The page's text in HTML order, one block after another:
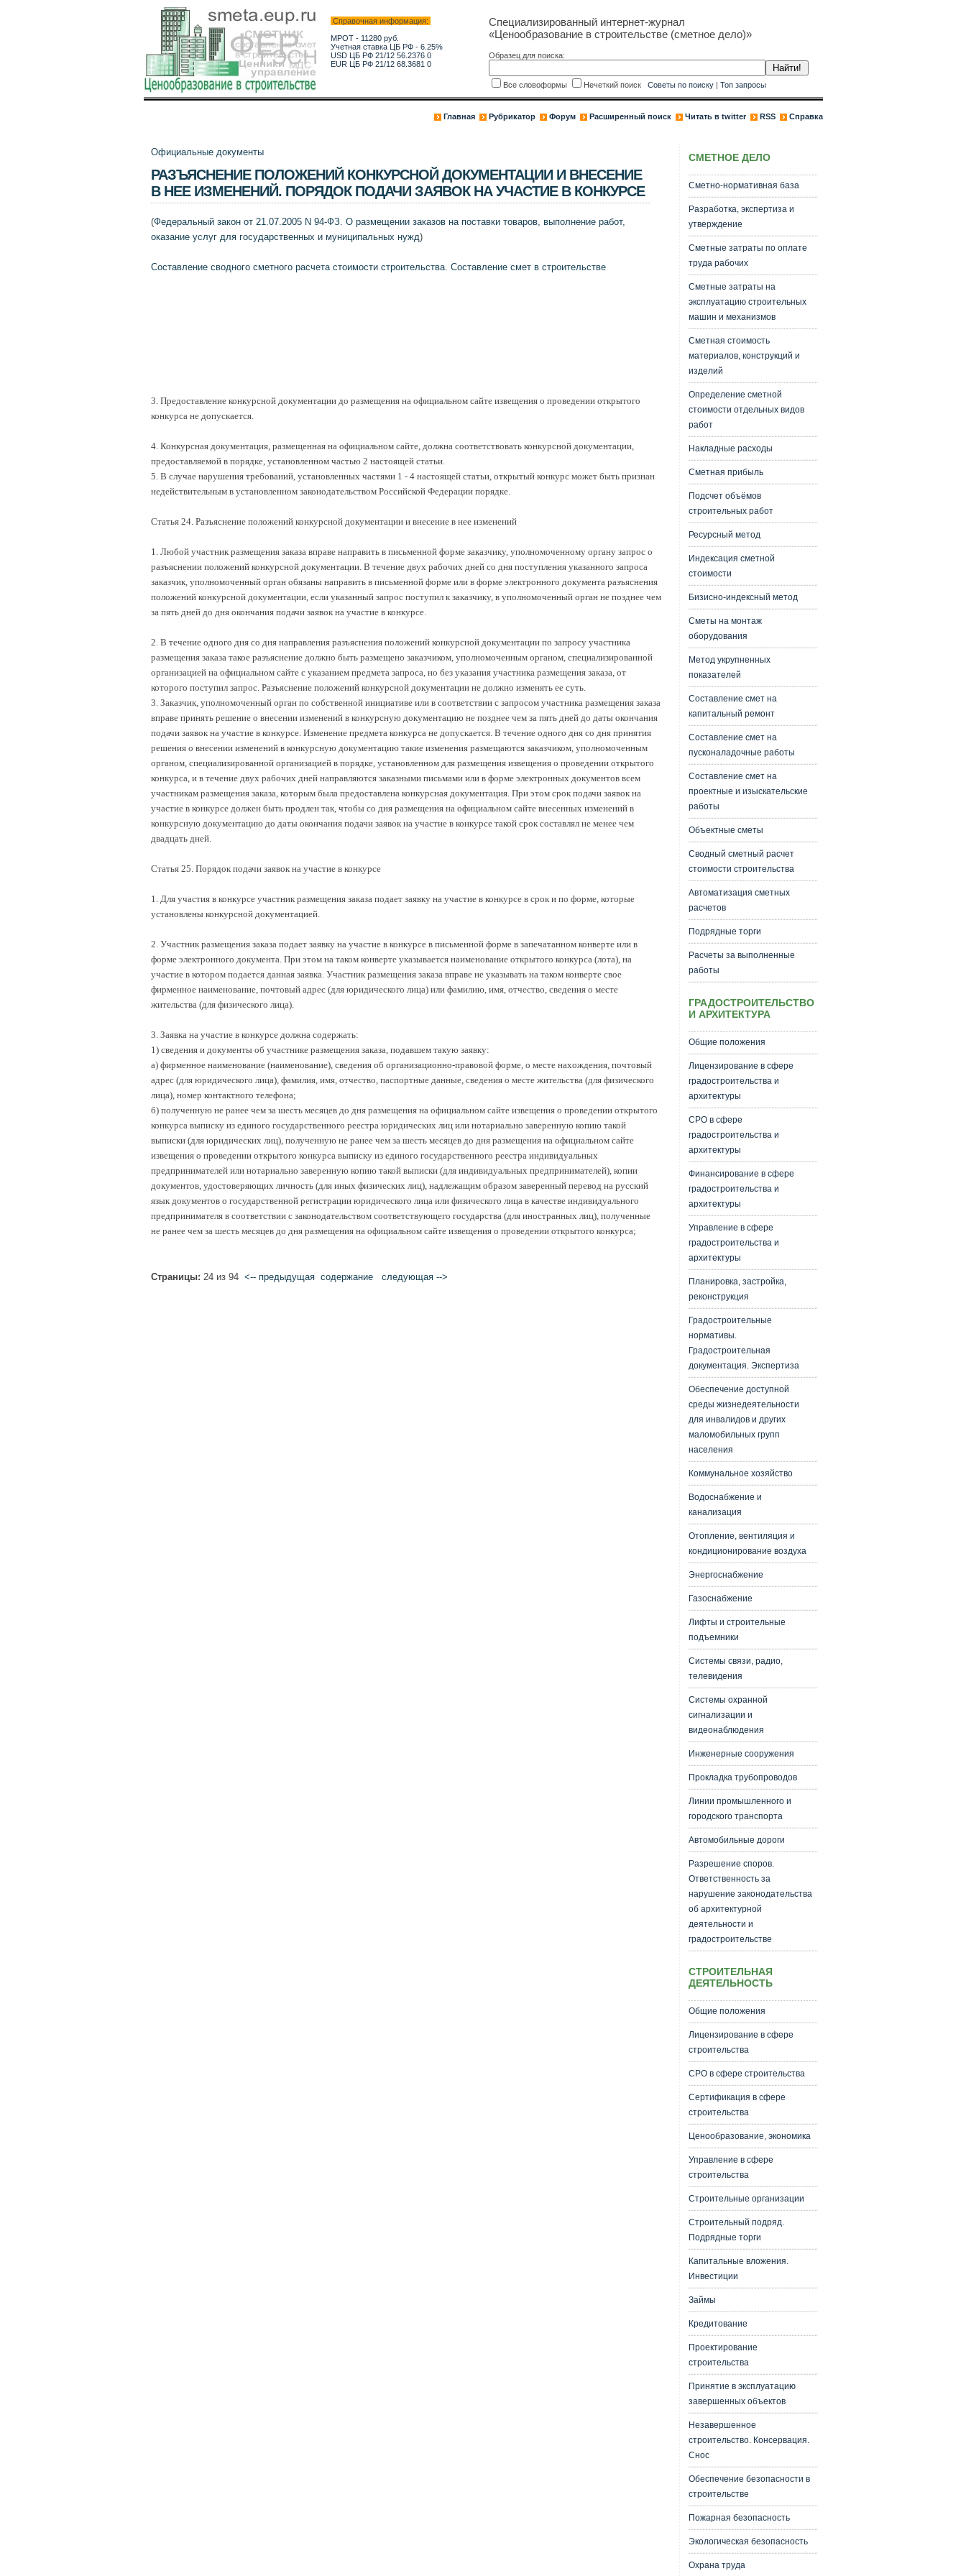
Справочная информация:
МРОТ - 11280 руб.
Учетная ставка ЦБ РФ - 6.25%
USD ЦБ РФ 21/12 56.2376 0
EUR ЦБ РФ 21/12 68.3681 0
Специализированный интернет-журнал
«Ценообразование в строительстве (сметное дело)»
Образец для поиска:
Все словоформы Нечеткий поиск Советы по поиску| Топ запросы
Главная Рубрикатор Форум Расширенный поиск Читать в twitter RSS Справка
Официальные документы
РАЗЪЯСНЕНИЕ ПОЛОЖЕНИЙ КОНКУРСНОЙ ДОКУМЕНТАЦИИ И ВНЕСЕНИЕ
В НЕЕ ИЗМЕНЕНИЙ. ПОРЯДОК ПОДАЧИ ЗАЯВОК НА УЧАСТИЕ В КОНКУРСЕ
(Федеральный закон от 21.07.2005 N 94-ФЗ. О размещении заказов на поставки товаров, выполнение работ,
оказание услуг для государственных и муниципальных нужд)
Составление сводного сметного расчета стоимости строительства. Составление смет в строительстве
3. Предоставление конкурсной документации до размещения на официальном сайте извещения о проведении открытого
конкурса не допускается.
4. Конкурсная документация, размещенная на официальном сайте, должна соответствовать конкурсной документации,
предоставляемой в порядке, установленном частью 2 настоящей статьи.
5. В случае нарушения требований, установленных частями 1 - 4 настоящей статьи, открытый конкурс может быть признан
недействительным в установленном законодательством Российской Федерации порядке.
Статья 24. Разъяснение положений конкурсной документации и внесение в нее изменений
1. Любой участник размещения заказа вправе направить в письменной форме заказчику, уполномоченному органу запрос о
разъяснении положений конкурсной документации. В течение двух рабочих дней со дня поступления указанного запроса
заказчик, уполномоченный орган обязаны направить в письменной форме или в форме электронного документа разъяснения
положений конкурсной документации, если указанный запрос поступил к заказчику, в уполномоченный орган не позднее чем
за пять дней до дня окончания подачи заявок на участие в конкурсе.
2. В течение одного дня со дня направления разъяснения положений конкурсной документации по запросу участника
размещения заказа такое разъяснение должно быть размещено заказчиком, уполномоченным органом, специализированной
организацией на официальном сайте с указанием предмета запроса, но без указания участника размещения заказа, от
которого поступил запрос. Разъяснение положений конкурсной документации не должно изменять ее суть.
3. Заказчик, уполномоченный орган по собственной инициативе или в соответствии с запросом участника размещения заказа
вправе принять решение о внесении изменений в конкурсную документацию не позднее чем за пять дней до даты окончания
подачи заявок на участие в конкурсе. Изменение предмета конкурса не допускается. В течение одного дня со дня принятия
решения о внесении изменений в конкурсную документацию такие изменения размещаются заказчиком, уполномоченным
органом, специализированной организацией в порядке, установленном для размещения извещения о проведении открытого
конкурса, и в течение двух рабочих дней направляются заказными письмами или в форме электронных документов всем
участникам размещения заказа, которым была предоставлена конкурсная документация. При этом срок подачи заявок на
участие в конкурсе должен быть продлен так, чтобы со дня размещения на официальном сайте внесенных изменений в
конкурсную документацию до даты окончания подачи заявок на участие в конкурсе такой срок составлял не менее чем
двадцать дней.
Статья 25. Порядок подачи заявок на участие в конкурсе
1. Для участия в конкурсе участник размещения заказа подает заявку на участие в конкурсе в срок и по форме, которые
установлены конкурсной документацией.
2. Участник размещения заказа подает заявку на участие в конкурсе в письменной форме в запечатанном конверте или в
форме электронного документа. При этом на таком конверте указывается наименование открытого конкурса (лота), на
участие в котором подается данная заявка. Участник размещения заказа вправе не указывать на таком конверте свое
фирменное наименование, почтовый адрес (для юридического лица) или фамилию, имя, отчество, сведения о месте
жительства (для физического лица).
3. Заявка на участие в конкурсе должна содержать:
1) сведения и документы об участнике размещения заказа, подавшем такую заявку:
а) фирменное наименование (наименование), сведения об организационно-правовой форме, о месте нахождения, почтовый
адрес (для юридического лица), фамилия, имя, отчество, паспортные данные, сведения о месте жительства (для физического
лица), номер контактного телефона;
б) полученную не ранее чем за шесть месяцев до дня размещения на официальном сайте извещения о проведении открытого
конкурса выписку из единого государственного реестра юридических лиц или нотариально заверенную копию такой
выписки (для юридических лиц), полученную не ранее чем за шесть месяцев до дня размещения на официальном сайте
извещения о проведении открытого конкурса выписку из единого государственного реестра индивидуальных
предпринимателей или нотариально заверенную копию такой выписки (для индивидуальных предпринимателей), копии
документов, удостоверяющих личность (для иных физических лиц), надлежащим образом заверенный перевод на русский
язык документов о государственной регистрации юридического лица или физического лица в качестве индивидуального
предпринимателя в соответствии с законодательством соответствующего государства (для иностранных лиц), полученные
не ранее чем за шесть месяцев до дня размещения на официальном сайте извещения о проведении открытого конкурса;
Страницы: 24 из 94 <-- предыдущая cодержание следующая -->
СМЕТНОЕ ДЕЛО
Сметно-нормативная база
Разработка, экспертиза и
утверждение
Сметные затраты по оплате
труда рабочих
Сметные затраты на
эксплуатацию строительных
машин и механизмов
Сметная стоимость
материалов, конструкций и
изделий
Определение сметной
стоимости отдельных видов
работ
Накладные расходы
Сметная прибыль
Подсчет объёмов
строительных работ
Ресурсный метод
Индексация сметной
стоимости
Бизисно-индексный метод
Сметы на монтаж
оборудования
Метод укрупненных
показателей
Составление смет на
капитальный ремонт
Составление смет на
пусконаладочные работы
Составление смет на
проектные и изыскательские
работы
Объектные сметы
Сводный сметный расчет
стоимости строительства
Автоматизация сметных
расчетов
Подрядные торги
Расчеты за выполненные
работы
ГРАДОСТРОИТЕЛЬСТВО
И АРХИТЕКТУРА
Общие положения
Лицензирование в сфере
градостроительства и
архитектуры
СРО в сфере
градостроительства и
архитектуры
Финансирование в сфере
градостроительства и
архитектуры
Управление в сфере
градостроительства и
архитектуры
Планировка, застройка,
реконструкция
Градостроительные
нормативы.
Градостроительная
документация. Экспертиза
Обеспечение доступной
среды жизнедеятельности
для инвалидов и других
маломобильных групп
населения
Коммунальное хозяйство
Водоснабжение и
канализация
Отопление, вентиляция и
кондиционирование воздуха
Энергоснабжение
Газоснабжение
Лифты и строительные
подъемники
Системы связи, радио,
телевидения
Системы охранной
сигнализации и
видеонаблюдения
Инженерные сооружения
Прокладка трубопроводов
Линии промышленного и
городского транспорта
Автомобильные дороги
Разрешение споров.
Ответственность за
нарушение законодательства
об архитектурной
деятельности и
градостроительстве
СТРОИТЕЛЬНАЯ
ДЕЯТЕЛЬНОСТЬ
Общие положения
Лицензирование в сфере
строительства
СРО в сфере строительства
Сертификация в сфере
строительства
Ценообразование, экономика
Управление в сфере
строительства
Строительные организации
Строительный подряд.
Подрядные торги
Капитальные вложения.
Инвестиции
Займы
Кредитование
Проектирование
строительства
Принятие в эксплуатацию
завершенных объектов
Незавершенное
строительство. Консервация.
Снос
Обеспечение безопасности в
строительстве
Пожарная безопасность
Экологическая безопасность
Охрана труда